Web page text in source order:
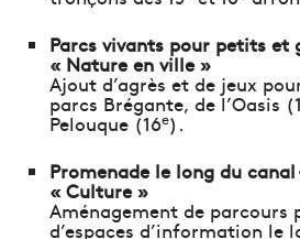
Parcs vivants pour petits et
« Nature en ville »
Ajout d’agrès et de jeux
parcs Brégante, de l’Oasis
Pelouque (16e).
Promenade le long du canal
« Culture »
Aménagement de parcours
d’espaces d’information le